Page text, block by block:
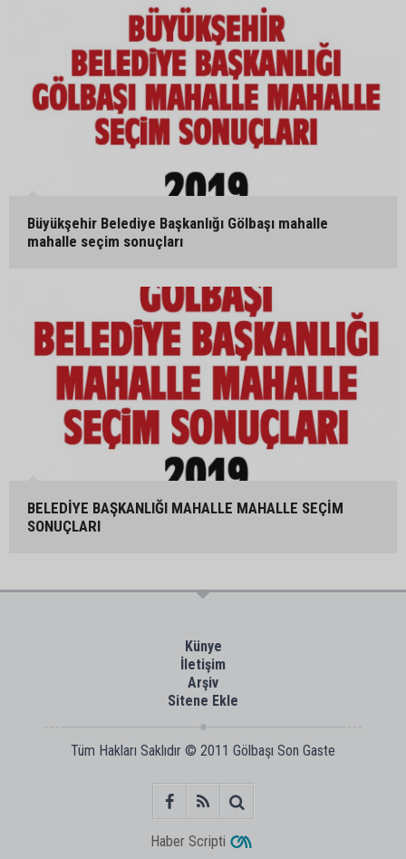
Büyükşehir Belediye Başkanlığı Gölbaşı mahalle
mahalle seçim sonuçları
BELEDİYE BAŞKANLIĞI MAHALLE MAHALLE SEÇİM
SONUÇLARI
Künye
İletişim
Arşiv
Sitene Ekle
Tüm Hakları Saklıdır © 2011 Gölbaşı Son Gaste
Haber Scripti